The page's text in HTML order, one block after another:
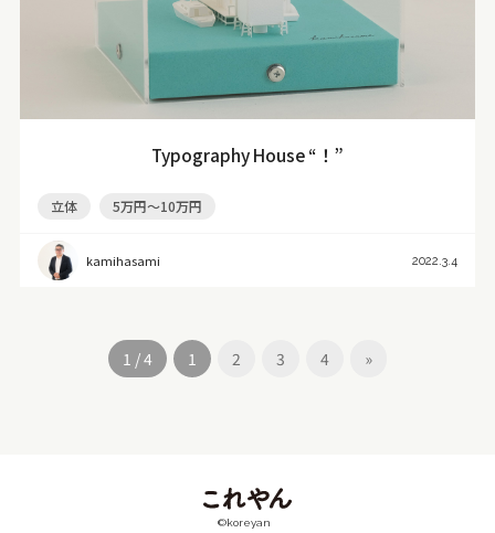
Typography House “！”
立体 5万円～10万円
kamihasami 2022.3.4
1 / 4 1 2 3 4 »
©koreyan